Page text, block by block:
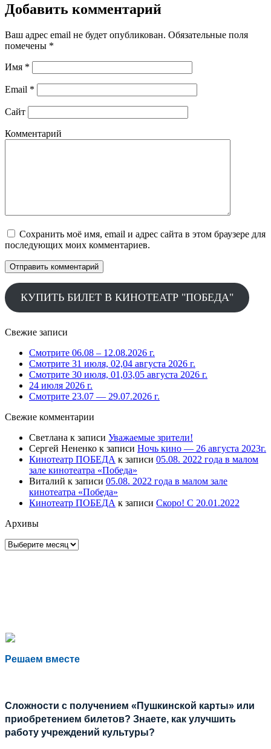
Добавить комментарий
Ваш адрес email не будет опубликован. Обязательные поля
помечены *
Имя *
Email *
Сайт
Комментарий
Сохранить моё имя, email и адрес сайта в этом браузере для
последующих моих комментариев.
КУПИТЬ БИЛЕТ В КИНОТЕАТР "ПОБЕДА"
Свежие записи
Смотрите 06.08 – 12.08.2026 г.
Смотрите 31 июля, 02,04 августа 2026 г.
Смотрите 30 июля, 01,03,05 августа 2026 г.
24 июля 2026 г.
Смотрите 23.07 — 29.07.2026 г.
Свежие комментарии
Светлана к записи Уважаемые зрители!
Сергей Нененко к записи Ночь кино — 26 августа 2023г.
Кинотеатр ПОБЕДА к записи 05.08. 2022 года в малом
зале кинотеатра «Победа»
Виталий к записи 05.08. 2022 года в малом зале
кинотеатра «Победа»
Кинотеатр ПОБЕДА к записи Скоро! С 20.01.2022
Архивы
Архивы
Решаем вместе
Сложности с получением «Пушкинской карты» или
приобретением билетов? Знаете, как улучшить
работу учреждений культуры?